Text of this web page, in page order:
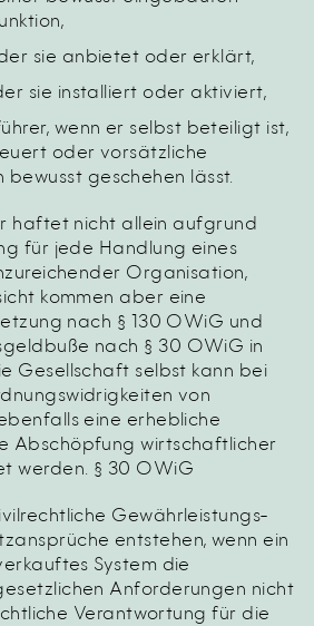
sie anbietet oder erklärt,
sie installiert oder aktiviert,
wenn er selbst beteiligt ist,
oder vorsätzliche
geschehen lässt.
haftet nicht allein aufgrund
für jede Handlung eines
Organisation,
kommen aber eine
nach § 130 OWiG und
nach § 30 OWiG in
Gesellschaft selbst kann bei
von
eine erhebliche
Abschöpfung wirtschaftlicher
werden. § 30 OWiG
Gewährleistungs-
entstehen, wenn ein
System die
Anforderungen nicht
Verantwortung für die